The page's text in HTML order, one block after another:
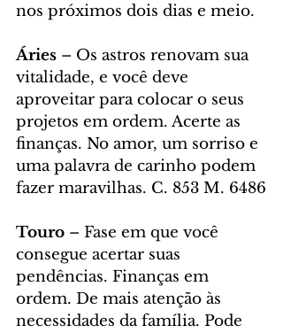
nos próximos dois dias e meio.
Áries – Os astros renovam sua
vitalidade, e você deve
aproveitar para colocar o seus
projetos em ordem. Acerte as
finanças. No amor, um sorriso e
uma palavra de carinho podem
fazer maravilhas. C. 853 M. 6486
Touro – Fase em que você
consegue acertar suas
pendências. Finanças em
ordem. De mais atenção às
necessidades da família. Pode